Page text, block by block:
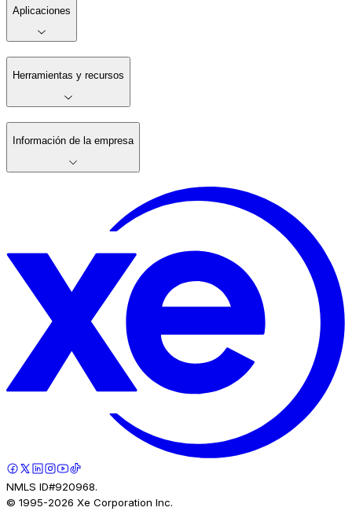
Aplicaciones
Herramientas y recursos
Información de la empresa
NMLS ID#920968.
© 1995-2026 Xe Corporation Inc.